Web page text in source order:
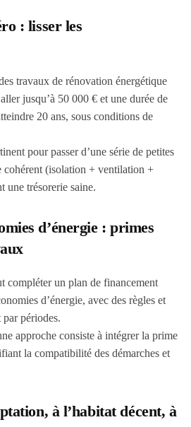
: lisser les
travaux de rénovation énergétique
jusqu’à 50 000 € et une durée de
20 ans, sous conditions de
pour passer d’une série de petites
cohérent (isolation + ventilation +
une trésorerie saine.
d’énergie : primes
compléter un plan de financement
d’énergie, avec des règles et
périodes.
approche consiste à intégrer la prime
la compatibilité des démarches et
à l’habitat décent, à